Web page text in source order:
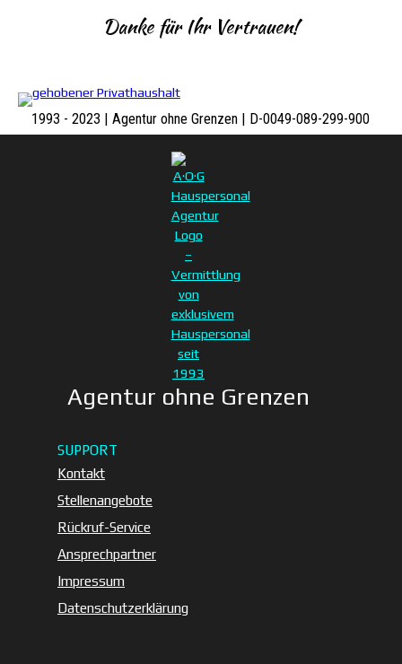
Danke für Ihr Vertrauen!
1993 - 2023 | Agentur ohne Grenzen | D-0049-089-299-900
SUPPORT
Kontakt
Stellenangebote
Rückruf-Service
Ansprechpartner
Impressum
Datenschutzerklärung
Agentur ohne Grenzen
D-80539 München
Telefon: 089 / 299 900